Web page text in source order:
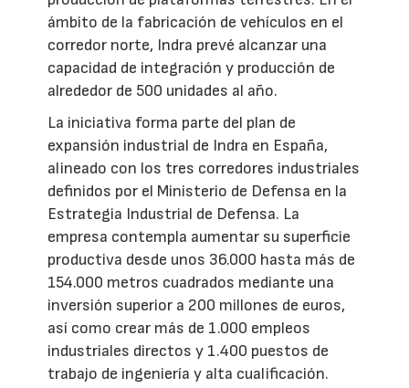
ámbito de la fabricación de vehículos en el
corredor norte, Indra prevé alcanzar una
capacidad de integración y producción de
alrededor de 500 unidades al año.
La iniciativa forma parte del plan de
expansión industrial de Indra en España,
alineado con los tres corredores industriales
definidos por el Ministerio de Defensa en la
Estrategia Industrial de Defensa. La
empresa contempla aumentar su superficie
productiva desde unos 36.000 hasta más de
154.000 metros cuadrados mediante una
inversión superior a 200 millones de euros,
así como crear más de 1.000 empleos
industriales directos y 1.400 puestos de
trabajo de ingeniería y alta cualificación.